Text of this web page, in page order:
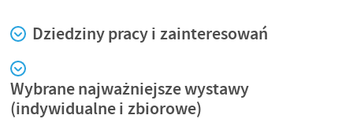
Dziedziny pracy i zainteresowań
Wybrane najważniejsze wystawy
(indywidualne i zbiorowe)